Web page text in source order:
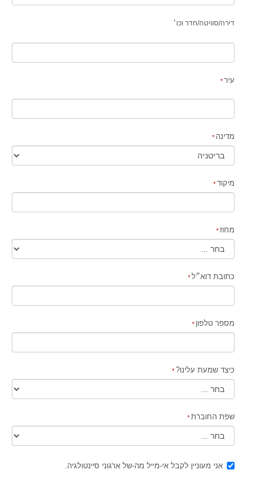
דירה/סוויטה/חדר וכו׳
עיר
מדינה
מיקוד
מחוז
כתובת דוא״ל
מספר טלפון
כיצד שמעת עלינו?
שפת החוברת
אני מעוניין לקבל אי-מייל מה-של ארגוני סיינטולגיה.